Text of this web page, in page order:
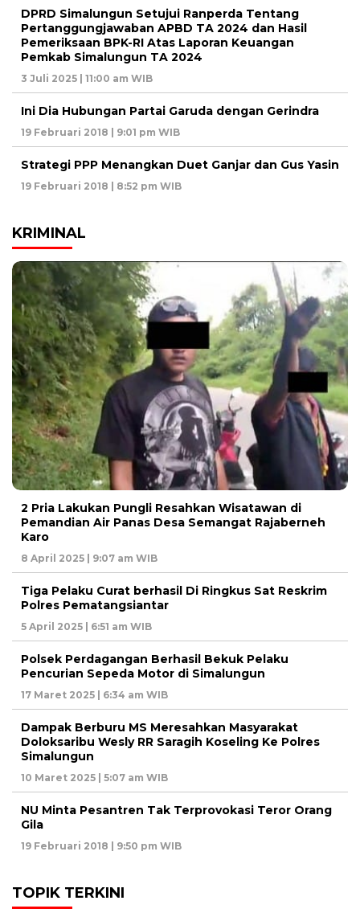
DPRD Simalungun Setujui Ranperda Tentang
Pertanggungjawaban APBD TA 2024 dan Hasil
Pemeriksaan BPK-RI Atas Laporan Keuangan
Pemkab Simalungun TA 2024
3 Juli 2025 | 11:00 am WIB
Ini Dia Hubungan Partai Garuda dengan Gerindra
19 Februari 2018 | 9:01 pm WIB
Strategi PPP Menangkan Duet Ganjar dan Gus Yasin
19 Februari 2018 | 8:52 pm WIB
KRIMINAL
2 Pria Lakukan Pungli Resahkan Wisatawan di
Pemandian Air Panas Desa Semangat Rajaberneh
Karo
8 April 2025 | 9:07 am WIB
Tiga Pelaku Curat berhasil Di Ringkus Sat Reskrim
Polres Pematangsiantar
5 April 2025 | 6:51 am WIB
Polsek Perdagangan Berhasil Bekuk Pelaku
Pencurian Sepeda Motor di Simalungun
17 Maret 2025 | 6:34 am WIB
Dampak Berburu MS Meresahkan Masyarakat
Doloksaribu Wesly RR Saragih Koseling Ke Polres
Simalungun
10 Maret 2025 | 5:07 am WIB
NU Minta Pesantren Tak Terprovokasi Teror Orang
Gila
19 Februari 2018 | 9:50 pm WIB
TOPIK TERKINI